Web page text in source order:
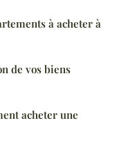
à acheter à
de vos biens
acheter une